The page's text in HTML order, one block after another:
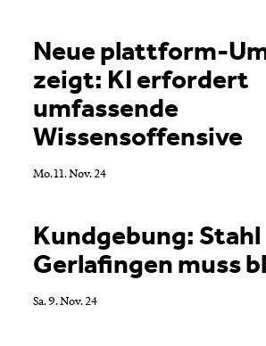
News & Medienmitteilungen
Studien & Umfragen
Newsletter
Unser Blog: Alles rund um Bildung und Beruf
Art
Neue plattform-
zeigt: KI erfordert
umfassende
Wissensoffensive
Mo. 11. Nov. 24
Kundgebung: Stahl
Gerlafingen muss
Sa. 9. Nov. 24